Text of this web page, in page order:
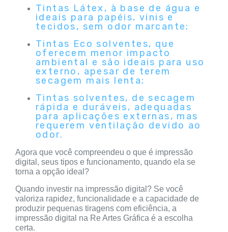
Tintas Látex, à base de água e
ideais para papéis, vinis e
tecidos, sem odor marcante;
Tintas Eco solventes, que
oferecem menor impacto
ambiental e são ideais para uso
externo, apesar de terem
secagem mais lenta;
Tintas solventes, de secagem
rápida e duráveis, adequadas
para aplicações externas, mas
requerem ventilação devido ao
odor.
Agora que você compreendeu o que é impressão
digital, seus tipos e funcionamento, quando ela se
torna a opção ideal?
Quando investir na impressão digital? Se você
valoriza rapidez, funcionalidade e a capacidade de
produzir pequenas tiragens com eficiência, a
impressão digital na Re Artes Gráfica é a escolha
certa.